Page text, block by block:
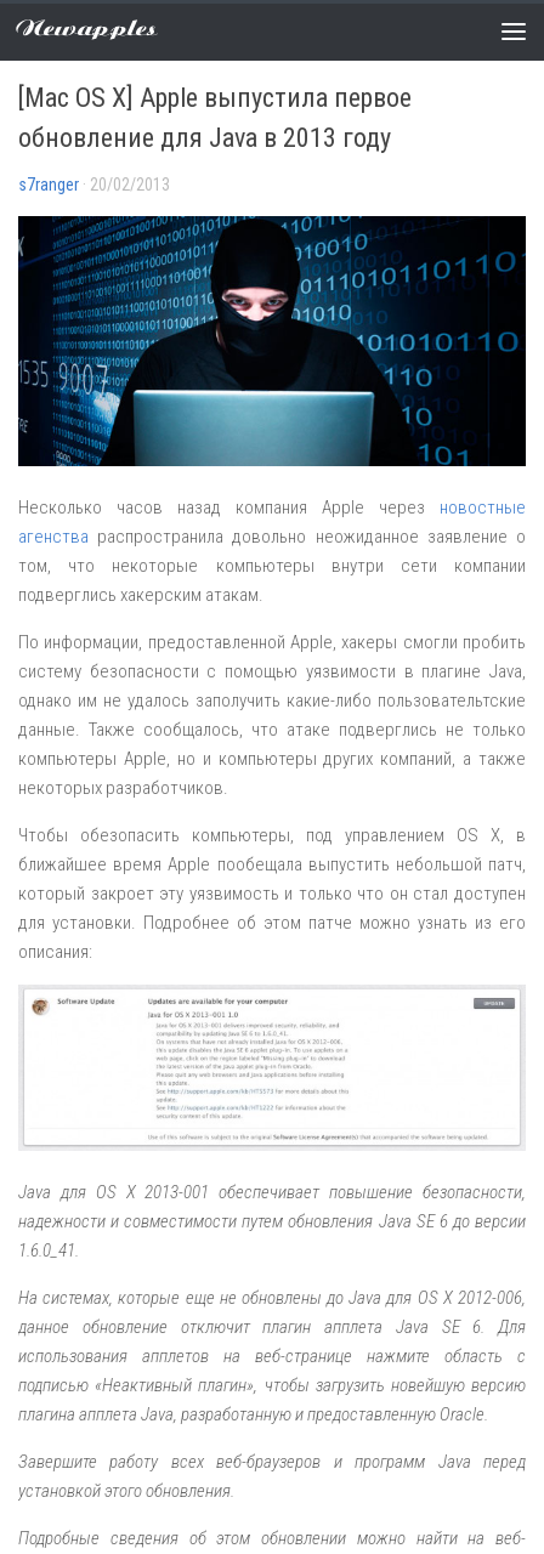
Newapples
НОВОСТИ 0 COMMENTS
[Mac OS X] Apple выпустила первое
обновление для Java в 2013 году
s7ranger · 20/02/2013
Несколько часов назад компания Apple через новостные
агенства распространила довольно неожиданное заявление о
том, что некоторые компьютеры внутри сети компании
подверглись хакерским атакам.
По информации, предоставленной Apple, хакеры смогли пробить
систему безопасности с помощью уязвимости в плагине Java,
однако им не удалось заполучить какие-либо пользовательтские
данные. Также сообщалось, что атаке подверглись не только
компьютеры Apple, но и компьютеры других компаний, а также
некоторых разработчиков.
Чтобы обезопасить компьютеры, под управлением OS X, в
ближайшее время Apple пообещала выпустить небольшой патч,
который закроет эту уязвимость и только что он стал доступен
для установки. Подробнее об этом патче можно узнать из его
описания:
Java для OS X 2013-001 обеспечивает повышение безопасности,
надежности и совместимости путем обновления Java SE 6 до версии
1.6.0_41.
На системах, которые еще не обновлены до Java для OS X 2012-006,
данное обновление отключит плагин апплета Java SE 6. Для
использования апплетов на веб-странице нажмите область с
подписью «Неактивный плагин», чтобы загрузить новейшую версию
плагина апплета Java, разработанную и предоставленную Oracle.
Завершите работу всех веб-браузеров и программ Java перед
установкой этого обновления.
Подробные сведения об этом обновлении можно найти на веб-